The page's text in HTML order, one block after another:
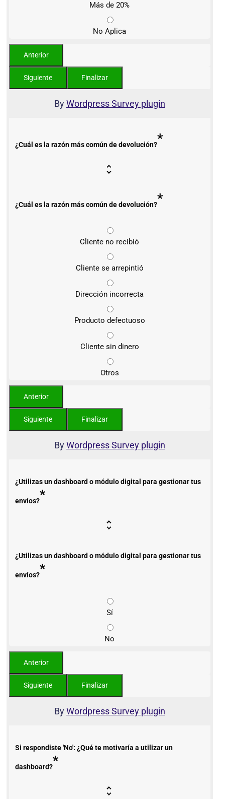
Más de 20%
No Aplica
ByWordpress Survey plugin
¿Cuál es la razón más común de devolución?*
¿Cuál es la razón más común de devolución?*
Cliente no recibió
Cliente se arrepintió
Dirección incorrecta
Producto defectuoso
Cliente sin dinero
Otros
ByWordpress Survey plugin
¿Utilizas un dashboard o módulo digital para gestionar tus
envíos?*
¿Utilizas un dashboard o módulo digital para gestionar tus
envíos?*
Sí
No
ByWordpress Survey plugin
Si respondiste 'No': ¿Qué te motivaría a utilizar un
dashboard?*